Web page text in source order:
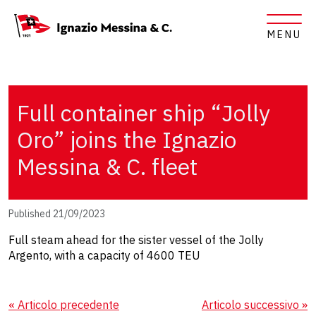
MENU
Full container ship “Jolly
Oro” joins the Ignazio
Messina & C. fleet
Published 21/09/2023
Full steam ahead for the sister vessel of the Jolly
Argento, with a capacity of 4600 TEU
« Articolo precedente Articolo successivo »